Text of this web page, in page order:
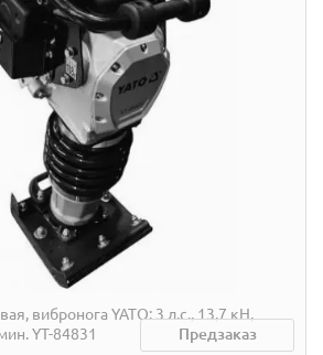
вибронога YATO: 3 л.с., 13,7 кН,
YT-84831
Предзаказ